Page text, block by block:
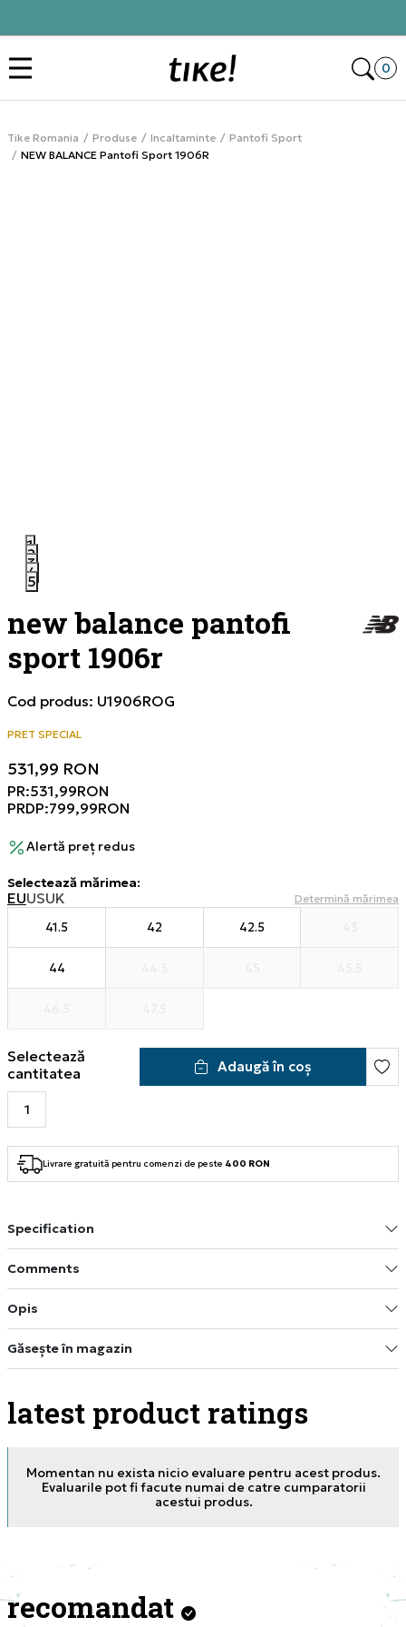
0
Tike Romania Produse Incaltaminte
Pantofi Sport
NEW BALANCE Pantofi Sport 1906R
1
2
3
4
5
new balance pantofi
sport 1906r
Cod produs: U1906ROG
PRET SPECIAL
531,99 RON
PR:531,99RON
PRDP:799,99RON
Alertă preț redus
Selectează mărimea:
EUUSUK Determină mărimea
41.5 42 42.5
44
Selectează
cantitatea
Adaugă în coș
Livrare gratuită pentru comenzi de peste 400 RON
Specification
Comments
Opis
Găsește în magazin
latest product ratings
Momentan nu exista nicio evaluare pentru acest produs.
Evaluarile pot fi facute numai de catre cumparatorii
acestui produs.
recomandat